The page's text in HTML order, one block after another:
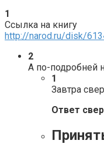
1
Ссылка на книгу
http://narod.ru/disk/
2
А по-подробней
1
Завтра
Ответ